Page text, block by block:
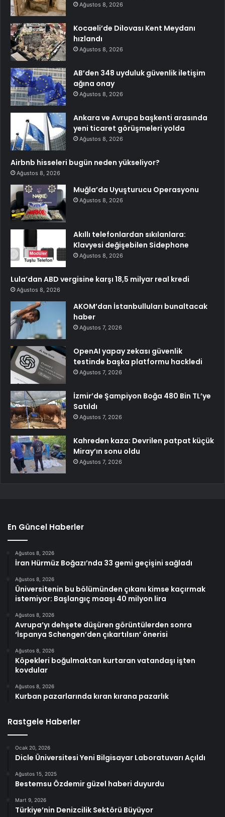
Ağustos 8, 2026
Kocaeli’de Dilovası Kent Meydanı
hızlandı
Ağustos 8, 2026
AB’den 348 uyduluk güvenlik iletişim
ağına onay
Ağustos 8, 2026
Ankara ve Avrupa başkenti arasında
yeni ticaret görüşmeleri yolda
Ağustos 8, 2026
Airbnb hisseleri bugün neden yükseliyor?
Ağustos 8, 2026
Muğla’da Uyuşturucu Operasyonu
Ağustos 8, 2026
Akıllı telefonlardan sıkılanlara:
Klavyesi değişebilen Sidephone
Ağustos 8, 2026
Lula’dan ABD vergisine karşı 18,5 milyar real kredi
Ağustos 8, 2026
AKOM’dan İstanbulluları bunaltacak
haber
Ağustos 7, 2026
OpenAI yapay zekası güvenlik
testinde başka platformu hackledi
Ağustos 7, 2026
İzmir’de Şampiyon Boğa 480 Bin TL’ye
Satıldı
Ağustos 7, 2026
Kahreden kaza: Devrilen patpat küçük
Miray’ın sonu oldu
Ağustos 7, 2026
En Güncel Haberler
Ağustos 8, 2026
İran Hürmüz Boğazı’nda 33 gemi geçişini sağladı
Ağustos 8, 2026
Üniversitenin bu bölümünden çıkanı kimse kaçırmak
istemiyor: Başlangıç maaşı 40 milyon lira
Ağustos 8, 2026
Avrupa’yı dehşete düşüren görüntülerden sonra
‘İspanya Schengen’den çıkartılsın’ önerisi
Ağustos 8, 2026
Köpekleri boğulmaktan kurtaran vatandaşı işten
kovdular
Ağustos 8, 2026
Kurban pazarlarında kıran kırana pazarlık
Rastgele Haberler
Ocak 20, 2026
Dicle Üniversitesi Yeni Bilgisayar Laboratuvarı Açıldı
Ağustos 15, 2025
Bestemsu Özdemir güzel haberi duyurdu
Mart 9, 2026
Türkiye’nin Denizcilik Sektörü Büyüyor